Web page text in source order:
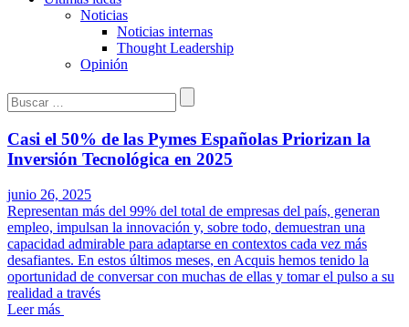
Noticias
Noticias internas
Thought Leadership
Opinión
Buscar:
Casi el 50% de las Pymes Españolas Priorizan la
Inversión Tecnológica en 2025
junio 26, 2025
Representan más del 99% del total de empresas del país, generan
empleo, impulsan la innovación y, sobre todo, demuestran una
capacidad admirable para adaptarse en contextos cada vez más
desafiantes. En estos últimos meses, en Acquis hemos tenido la
oportunidad de conversar con muchas de ellas y tomar el pulso a su
realidad a través
Leer más